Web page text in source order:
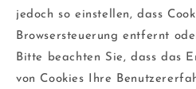
jedoch so einstellen, dass
Browsersteuerung entfernt
Bitte beachten Sie, dass das
von Cookies Ihre